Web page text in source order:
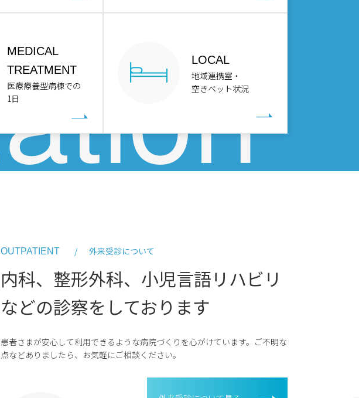
MEDICAL
TREATMENT
医療療養型病棟での
1日
LOCAL
地域連携室・
空きベット状況
OUTPATIENT 外来受診について
内科、整形外科、小児言語リハビリ
などの診察をしております
患者さまが安心して利用できるような病院づくりを心がけています。ご不明な
点などありましたら、お気軽にご相談ください。